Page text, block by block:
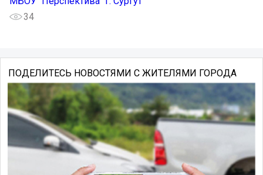
34
ПОДЕЛИТЕСЬ НОВОСТЯМИ С ЖИТЕЛЯМИ ГОРОДА